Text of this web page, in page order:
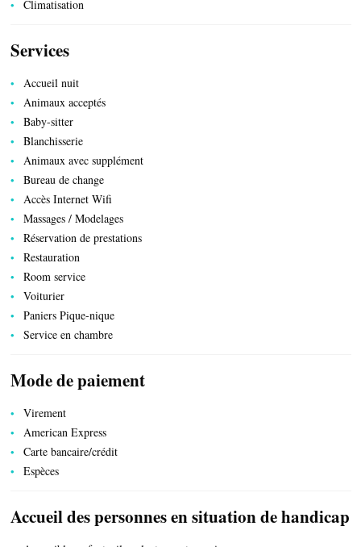
CÔTÉ VILLAGE
Climatisation
Services
Accueil nuit
Animaux acceptés
Baby-sitter
Blanchisserie
Animaux avec supplément
Bureau de change
Accès Internet Wifi
Massages / Modelages
Réservation de prestations
Restauration
Room service
Voiturier
Paniers Pique-nique
Service en chambre
Mode de paiement
Virement
American Express
Carte bancaire/crédit
Espèces
Accueil des personnes en situation de handicap